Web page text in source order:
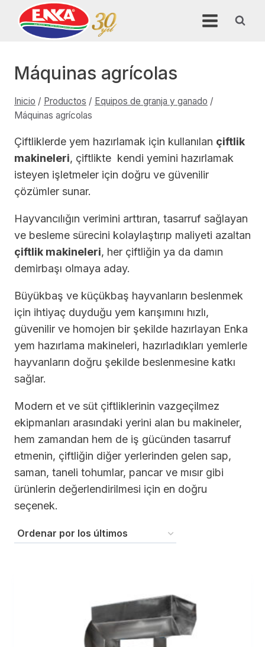
Saltar
contenido
Máquinas agrícolas
Inicio / Productos / Equipos de granja y ganado /
Máquinas agrícolas
Çiftliklerde yem hazırlamak için kullanılan çiftlik
makineleri, çiftlikte kendi yemini hazırlamak
isteyen işletmeler için doğru ve güvenilir
çözümler sunar.
Hayvancılığın verimini arttıran, tasarruf sağlayan
ve besleme sürecini kolaylaştırıp maliyeti azaltan
çiftlik makineleri, her çiftliğin ya da damın
demirbaşı olmaya aday.
Büyükbaş ve küçükbaş hayvanların beslenmek
için ihtiyaç duyduğu yem karışımını hızlı,
güvenilir ve homojen bir şekilde hazırlayan Enka
yem hazırlama makineleri, hazırladıkları yemlerle
hayvanların doğru şekilde beslenmesine katkı
sağlar.
Modern et ve süt çiftliklerinin vazgeçilmez
ekipmanları arasındaki yerini alan bu makineler,
hem zamandan hem de iş gücünden tasarruf
etmenin, çiftliğin diğer yerlerinden gelen sap,
saman, taneli tohumlar, pancar ve mısır gibi
ürünlerin değerlendirilmesi için en doğru
seçenek.